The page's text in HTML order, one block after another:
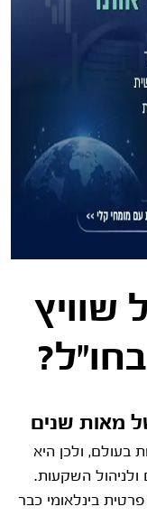
שוויץ
מאות שנים
בעולם, ולכן היא
השקעות.
בינלאומי כבר